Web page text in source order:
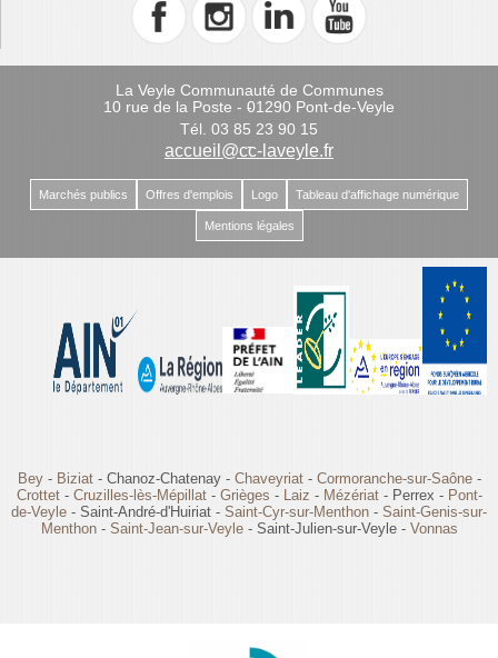
La Veyle Communauté de Communes
-
10 rue de la Poste - 01290 Pont-de-Veyle
Tél. 03 85 23 90 15
-
accueil@cc-laveyle.fr
Marchés publics Offres d'emplois Logo Tableau d'affichage numérique
Mentions légales
Bey- Biziat- Chanoz-Chatenay - Chaveyriat- Cormoranche-sur-Saône-
Crottet - Cruzilles-lès-Mépillat- Grièges - Laiz - Mézériat- Perrex - Pont-
de-Veyle - Saint-André-d'Huiriat - Saint-Cyr-sur-Menthon - Saint-Genis-sur-
Menthon- Saint-Jean-sur-Veyle- Saint-Julien-sur-Veyle - Vonnas